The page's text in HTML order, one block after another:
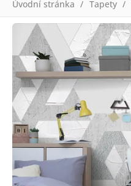
Úvodní stránka Tapety